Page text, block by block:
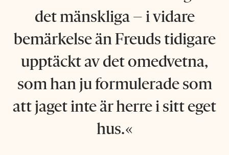
det mänskliga – i vidare
bemärkelse än Freuds tidigare
upptäckt av det omedvetna,
som han ju formulerade som
att jaget inte är herre i sitt eget
hus.